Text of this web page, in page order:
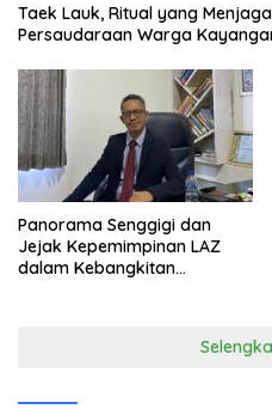
Taek Lauk, Ritual yang
Persaudaraan Warga
Panorama Senggigi dan
Jejak Kepemimpinan LAZ
dalam Kebangkitan